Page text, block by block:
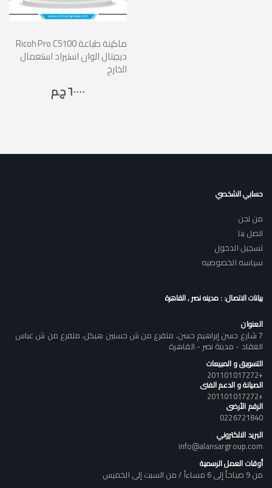
Ricoh Pro C5100 ماكينة طباعة
ديجيتال الوان استيراد استعمال
الخارج
٦٠٠٠٠ ج.م
حسابي الشخصي
من نحن
اتصل بنا
تسجيل الدخول
سياسه الخصوصيه
بيانات الاتصال: : مدينه نصر , القاهرة
العنوان
7 شارع حسن إبراهيم حسن، متفرع من ش حسنين هيكل، متفرع من ش عباس
العقاد - مدينة نصر - القاهرة
التسويق و المبيعات
+201101017272
الصيانة و الدعم الفنى
+201101017272
الرقم الأرضى
0226721840
البريد الالكتروني
info@alansargroup.com
أوقات العمل الرسمية
من 9 صباحاً إلى 6 مساءاً / من السبت إلى الخميس